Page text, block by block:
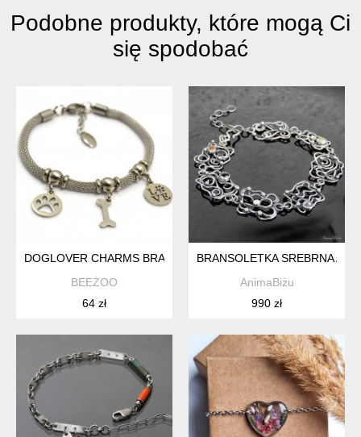
Podobne produkty, które mogą Ci
się spodobać
DOGLOVER CHARMS BRANSOLETKA ZE STALI SZLACHETNEJ
BEEŻOO
64 zł
BRANSOLETKA SREBRNA
AnimaBiżu
990 zł